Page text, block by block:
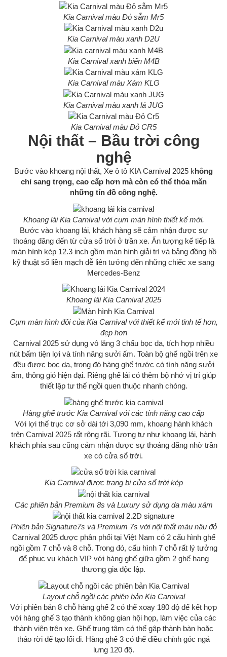
Kia Carnival màu Đỏ sẫm Mr5
Kia Carnival màu xanh D2U
Kia Carnival xanh biển M4B
Kia Carnival màu Xám KLG
Kia Carnival màu xanh lá JUG
Kia Carnival màu Đỏ CR5
Nội thất – Bầu trời công
nghệ
Bước vào khoang nội thất, Xe ô tô KIA Carnival 2025 không
chỉ sang trọng, cao cấp hơn mà còn có thể thỏa mãn
những tín đồ công nghệ.
Khoang lái Kia Carnival với cụm màn hình thiết kế mới.
Bước vào khoang lái, khách hàng sẽ cảm nhận được sự
thoáng đãng đến từ cửa sổ trời ở trần xe. Ấn tượng kế tiếp là
màn hình kép 12.3 inch gồm màn hình giải trí và bảng đồng hồ
kỹ thuật số liền mạch dễ liên tưởng đến những chiếc xe sang
Mercedes-Benz
Khoang lái Kia Carnival 2025
Cụm màn hình đôi của Kia Carnival với thiết kế mới tinh tế hơn,
đẹp hơn
Carnival 2025 sử dụng vô lăng 3 chấu bọc da, tích hợp nhiều
nút bấm tiện lợi và tính năng sưởi ấm. Toàn bộ ghế ngồi trên xe
đều được bọc da, trong đó hàng ghế trước có tính năng sưởi
ấm, thông gió hiện đại. Riêng ghế lái có thêm bộ nhớ vị trí giúp
thiết lập tư thế ngồi quen thuộc nhanh chóng.
Hàng ghế trước Kia Carnival với các tính năng cao cấp
Với lợi thế trục cơ sở dài tới 3,090 mm, khoang hành khách
trên Carnival 2025 rất rộng rãi. Tương tự như khoang lái, hành
khách phía sau cũng cảm nhận được sự thoáng đãng nhờ trần
xe có cửa sổ trời.
Kia Carnival được trang bị cửa sổ trời kép
Các phiên bản Premium 8s và Luxury sử dụng da màu xám
Phiên bản Signature7s và Premium 7s với nội thất màu nâu đỏ
Carnival 2025 được phân phối tại Việt Nam có 2 cấu hình ghế
ngồi gồm 7 chỗ và 8 chỗ. Trong đó, cấu hình 7 chỗ rất lý tưởng
để phục vụ khách VIP với hàng ghế giữa gồm 2 ghế hạng
thương gia độc lập.
Layout chỗ ngồi các phiên bản Kia Carnival
Với phiên bản 8 chỗ hàng ghế 2 có thể xoay 180 độ để kết hợp
với hàng ghế 3 tạo thành không gian hội họp, làm việc của các
thành viên trên xe. Ghế trung tâm có thể gập thành bàn hoặc
tháo rời để tạo lối đi. Hàng ghế 3 có thể điều chỉnh góc ngả
lưng 120 độ.